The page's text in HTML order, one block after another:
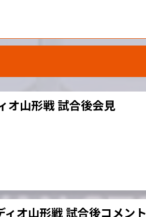
オ山形戦 試合後会見
オ山形戦 試合後コメント